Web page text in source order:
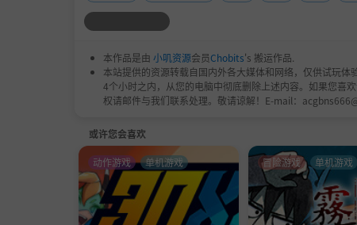
One day he learns that a deadly attack by
an experimental "TYPE 0" boost gear from his
Tsukumo arrives at the hidden village of the
anization - Lil, Big D, and others...
©Rainmaker Productions ©G.rev Ltd. ©SOLA
本作品是由 小叽资源会员Chobits's 搬运作品.
本站提供的资源转载自国内外各大媒体和网络，仅供试玩
4个小时之内，从您的电脑中彻底删除上述内容。如果您喜
权请邮件与我们联系处理。敬请谅解！E-mail：
或许您会喜欢
动作游戏 单机游戏 冒险游戏 单机游戏